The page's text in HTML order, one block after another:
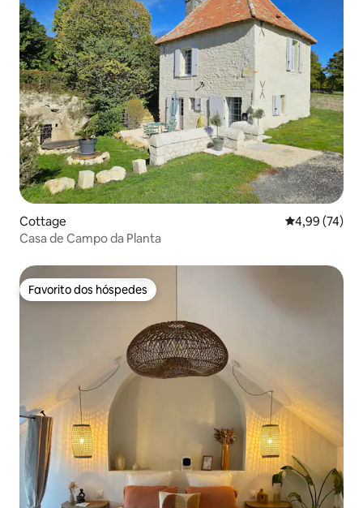
Cottage Classificação
4,99 (74)
Casa de Campo da Planta
Favorito dos hóspedes
Favorito dos hóspedes